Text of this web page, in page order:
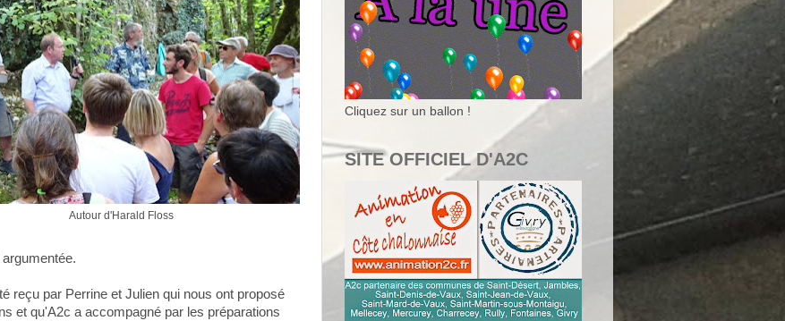
Autour d'Harald Floss
reçu par Perrine et Julien qui nous ont proposé
et qu'A2c a accompagné par les préparations
Cliquez sur un ballon !
SITE OFFICIEL D'A2C